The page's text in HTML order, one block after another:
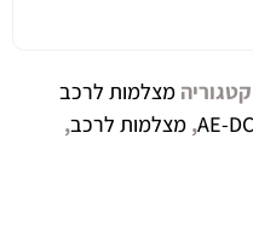
קטגוריה מצלמות לרכב
AE-
, מצלמות לרכב,